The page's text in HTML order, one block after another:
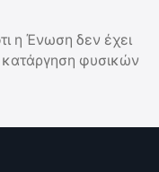
η Ένωση δεν έχει
κατάργηση φυσικών